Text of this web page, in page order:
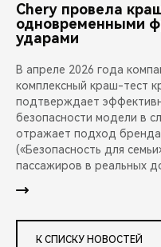
Chery провела
одновременными
ударами
В апреле 2026 года
комплексный краш-тест
подтверждает
безопасности модели в
отражает подход бренда
(«Безопасность для
пассажиров в реальных
К СПИСКУ НОВОСТЕЙ